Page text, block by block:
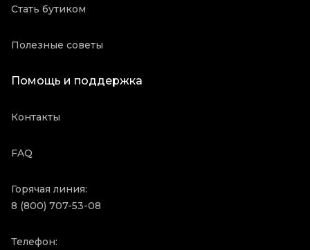
Стать бутиком
Полезные советы
Помощь и поддержка
Контакты
FAQ
Горячая линия:
8 (800) 707-53-08
Телефон: